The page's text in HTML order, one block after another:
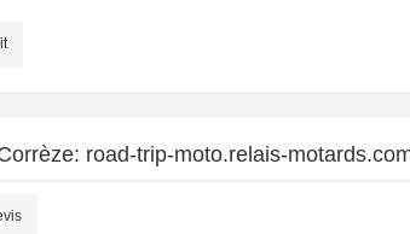
road-trip-moto.relais-